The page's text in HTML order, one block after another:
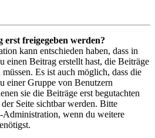
freigegeben werden?
kann entschieden haben, dass in
einen Beitrag erstellt hast, die Beiträge
Es ist auch möglich, dass die
einer Gruppe von Benutzern
sie die Beiträge erst begutachten
Seite sichtbar werden. Bitte
Administration, wenn du weitere